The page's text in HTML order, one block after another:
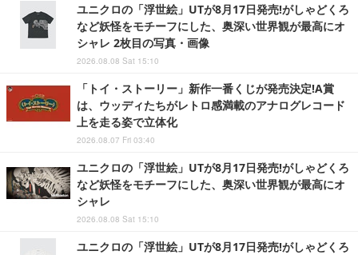
ユニクロの「浮世絵」UTが8月17日発売!がしゃどくろ
など妖怪をモチーフにした、奥深い世界観が最高にオ
シャレ 2枚目の写真・画像
2026.08.08 Sat 15:10
「トイ・ストーリー」新作一番くじが発売決定!A賞
は、ウッディたちがレトロ感満載のアナログレコード
上を走る姿で立体化
2026.08.07 Fri 03:40
ユニクロの「浮世絵」UTが8月17日発売!がしゃどくろ
など妖怪をモチーフにした、奥深い世界観が最高にオ
シャレ
2026.08.08 Sat 15:10
ユニクロの「浮世絵」UTが8月17日発売!がしゃどくろ